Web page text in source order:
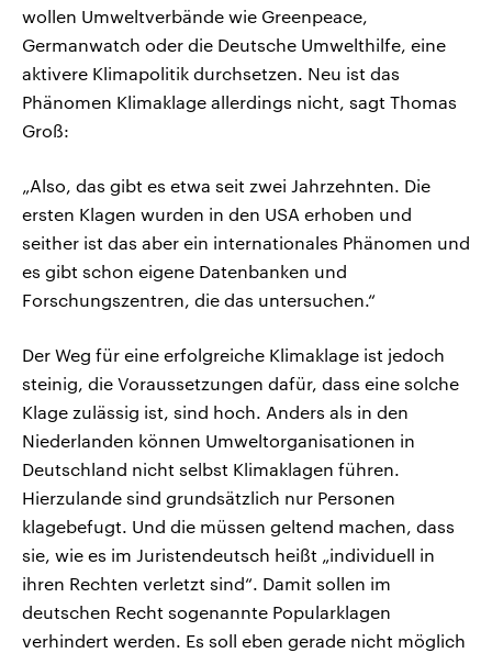
wollen Umweltverbände wie Greenpeace,
Germanwatch oder die Deutsche Umwelthilfe, eine
aktivere Klimapolitik durchsetzen. Neu ist das
Phänomen Klimaklage allerdings nicht, sagt Thomas
Groß:
„Also, das gibt es etwa seit zwei Jahrzehnten. Die
ersten Klagen wurden in den USA erhoben und
seither ist das aber ein internationales Phänomen und
es gibt schon eigene Datenbanken und
Forschungszentren, die das untersuchen.“
Der Weg für eine erfolgreiche Klimaklage ist jedoch
steinig, die Voraussetzungen dafür, dass eine solche
Klage zulässig ist, sind hoch. Anders als in den
Niederlanden können Umweltorganisationen in
Deutschland nicht selbst Klimaklagen führen.
Hierzulande sind grundsätzlich nur Personen
klagebefugt. Und die müssen geltend machen, dass
sie, wie es im Juristendeutsch heißt „individuell in
ihren Rechten verletzt sind“. Damit sollen im
deutschen Recht sogenannte Popularklagen
verhindert werden. Es soll eben gerade nicht möglich